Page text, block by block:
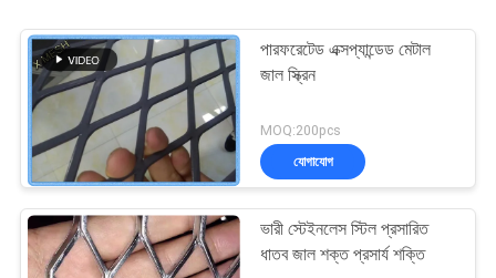
পারফরেটেড এক্সপ্যান্ডেড মেটাল
জাল স্ক্রিন
MOQ:200pcs
যোগাযোগ
ভারী স্টেইনলেস স্টিল প্রসারিত
ধাতব জাল শক্ত প্রসার্য শক্তি